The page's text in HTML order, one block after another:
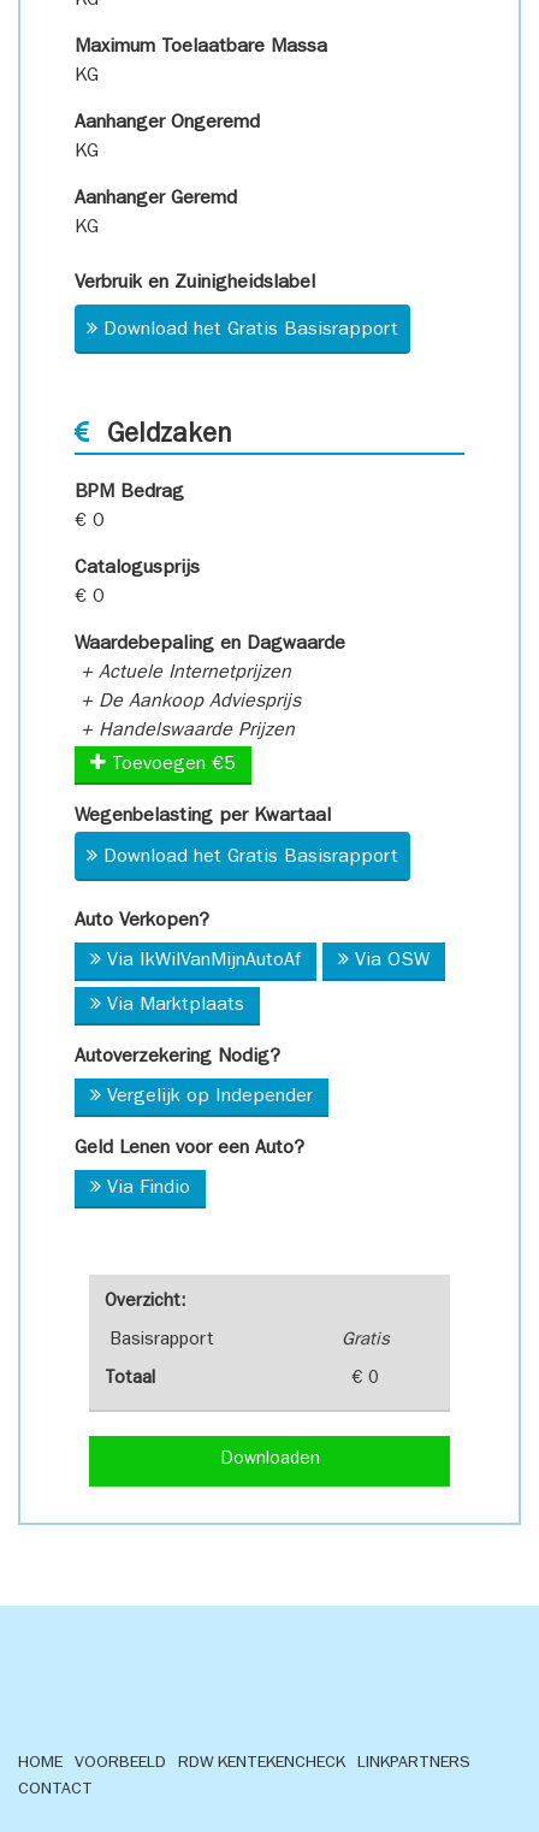
Overzicht:
Basisrapport Gratis
Totaal € 0
Downloaden
Maximum Toelaatbare Massa
KG
Aanhanger Ongeremd
KG
Aanhanger Geremd
KG
Verbruik en Zuinigheidslabel
Download het Gratis Basisrapport
Geldzaken
BPM Bedrag
€ 0
Catalogusprijs
€ 0
Waardebepaling en Dagwaarde
+ Actuele Internetprijzen
+ De Aankoop Adviesprijs
+ Handelswaarde Prijzen
Toevoegen €5
Wegenbelasting per Kwartaal
Download het Gratis Basisrapport
Auto Verkopen?
Via IkWilVanMijnAutoAf Via OSW
Via Marktplaats
Autoverzekering Nodig?
Vergelijk op Independer
Geld Lenen voor een Auto?
Via Findio
HOME VOORBEELD RDW KENTEKENCHECK
LINKPARTNERS
CONTACT